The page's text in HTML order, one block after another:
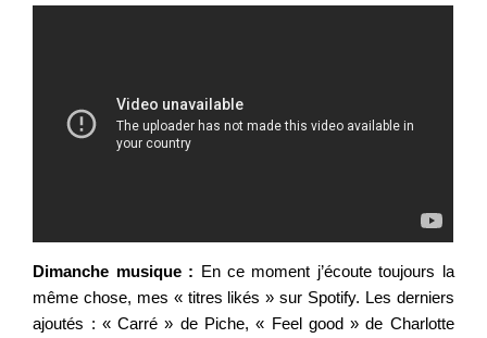
Dimanche musique : En ce moment j’écoute toujours la
même chose, mes « titres likés » sur Spotify. Les derniers
ajoutés : « Carré » de Piche, « Feel good » de Charlotte